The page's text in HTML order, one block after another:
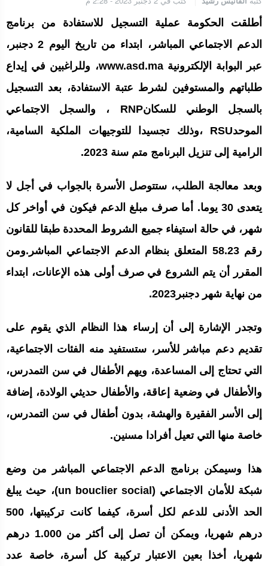
الجامعة الملكية المغربية للكيك بوكسنغ تعرب عن ارتياحها للتجاوب
الإيجابي للمجلس الأعلى للحسابات
إنتاج “قلب مصغر” يفتح آفاق علاجات بيولوجية لاضطرابات القلب
الرباط.. إطلاق مشروع إزالة المواد الكيميائية الخطرة من سلسلة إمداد
قطاع البناء بالمغرب
أطلقت الحكومة عملية التسجيل للاستفادة من برنامج
الدعم الاجتماعي المباشر، ابتداء من تاريخ اليوم 2 دجنبر،
عبر البوابة الإلكترونية www.asd.ma، وللراغبين في إيداع
طلباتهم والمستوفين لشرط عتبة الاستفادة، بعد التسجيل
بالسجل الوطني للسكانRNP ، والسجل الاجتماعي
الموحدRSU ،وذلك تجسيدا للتوجيهات الملكية السامية،
الرامية إلى تنزيل البرنامج متم سنة 2023.
وبعد معالجة الطلب، ستتوصل الأسرة بالجواب في أجل لا
يتعدى 30 يوما. أما صرف مبلغ الدعم فيكون في أواخر كل
شهر، في حالة استيفاء جميع الشروط المحددة طبقا للقانون
رقم 58.23 المتعلق بنظام الدعم الاجتماعي المباشر.ومن
المقرر أن يتم الشروع في صرف أولى هذه الإعانات، ابتداء
من نهاية شهر دجنبر2023.
وتجدر الإشارة إلى أن إرساء هذا النظام الذي يقوم على
تقديم دعم مباشر للأسر، ستستفيد منه الفئات الاجتماعية،
التي تحتاج إلى المساعدة، ويهم الأطفال في سن التمدرس،
والأطفال في وضعية إعاقة، والأطفال حديثي الولادة، إضافة
إلى الأسر الفقيرة والهشة، بدون أطفال في سن التمدرس،
خاصة منها التي تعيل أفرادا مسنين.
هذا وسيمكن برنامج الدعم الاجتماعي المباشر من وضع
شبكة للأمان الاجتماعي (un bouclier social)، حيث يبلغ
الحد الأدنى للدعم لكل أسرة، كيفما كانت تركيبتها، 500
درهم شهريا، ويمكن أن تصل إلى أكثر من 1.000 درهم
شهريا، أخذا بعين الاعتبار تركيبة كل أسرة، خاصة عدد